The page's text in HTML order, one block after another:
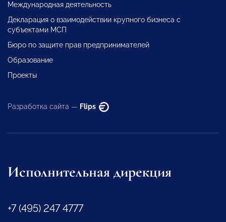
Международная деятельность
Декларация о взаимодействии крупного бизнеса с
субъектами МСП
Бюро по защите прав предпринимателей
Образование
Проекты
Разработка сайта — Flips
Исполнительная дирекция
+7 (495) 247 4777